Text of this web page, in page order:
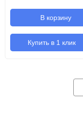
В корзину
Купить в 1 клик